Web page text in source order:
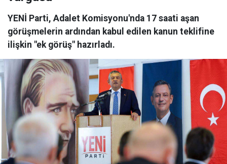
YENİ Parti, Adalet Komisyonu'nda 17 saati aşan
görüşmelerin ardından kabul edilen kanun teklifine
ilişkin "ek görüş" hazırladı.